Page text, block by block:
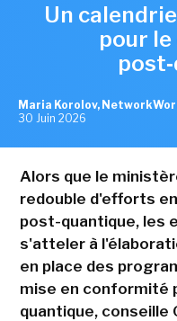
Un
pour
Maria Korolov,
30 Juin 2026
Alors que le
redouble d'efforts
post-quantique, les
s'atteler à
en place des
mise en conformité
quantique, conseille